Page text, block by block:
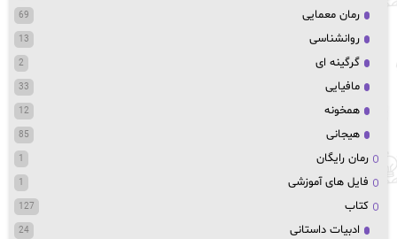
رمان معمایی 69
روانشناسی 13
گرگینه ای 2
مافیایی 33
همخونه 12
هیجانی 85
رمان رایگان 1
فایل های آموزشی 1
کتاب 127
ادبیات داستانی 24